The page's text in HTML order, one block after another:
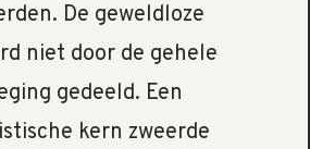
De geweldloze
niet door de gehele
gedeeld. Een
kern zweerde